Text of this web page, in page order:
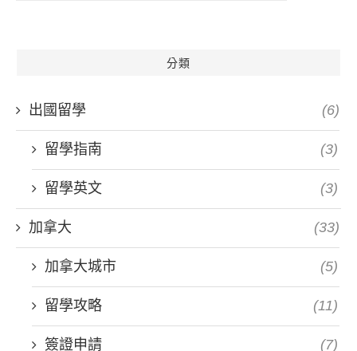
分類
出國留學 (6)
留學指南 (3)
留學英文 (3)
加拿大 (33)
加拿大城市 (5)
留學攻略 (11)
簽證申請 (7)